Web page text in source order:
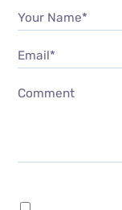
Your Name*
Email*
Comment